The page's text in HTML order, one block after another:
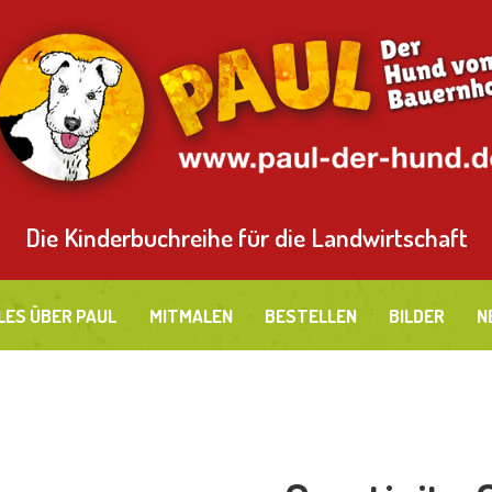
Die Kinderbuchreihe für die Landwirtschaft
ÜBER PAUL MITMALEN BESTELLEN BILDER
ÜBER PAUL